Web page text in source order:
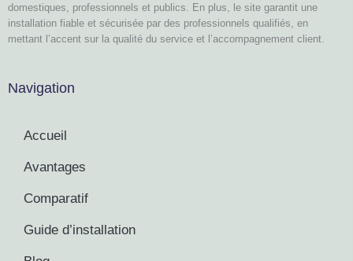
domestiques, professionnels et publics. En plus, le site garantit une
installation fiable et sécurisée par des professionnels qualifiés, en
mettant l’accent sur la qualité du service et l’accompagnement client.
Navigation
Accueil
Avantages
Comparatif
Guide d’installation